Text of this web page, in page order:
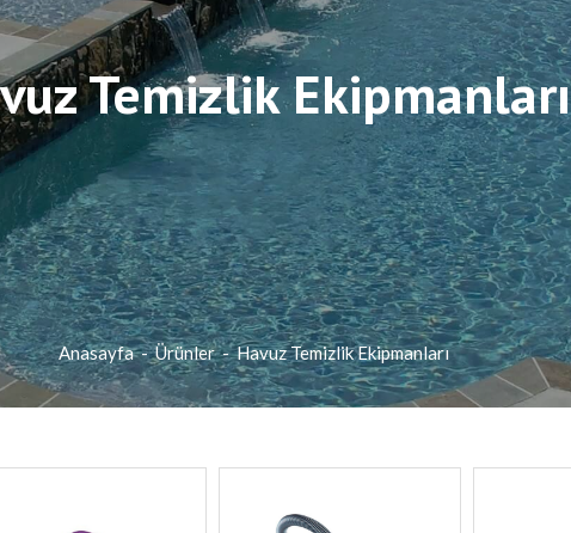
Temizlik Ekipmanları
Anasayfa - Ürünler - Havuz Temizlik Ekipmanları